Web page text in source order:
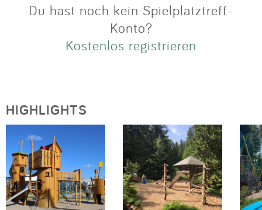
Du hast noch kein Spielplatztreff-
Konto?
Kostenlos registrieren
HIGHLIGHTS